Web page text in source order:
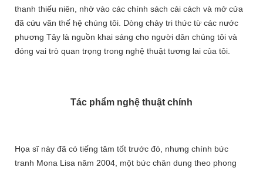
thanh thiếu niên, nhờ vào các chính sách cải cách và mở cửa
đã cứu vãn thế hệ chúng tôi. Dòng chảy tri thức từ các nước
phương Tây là nguồn khai sáng cho người dân chúng tôi và
đóng vai trò quan trọng trong nghệ thuật tương lai của tôi.
Tác phẩm nghệ thuật chính
Họa sĩ này đã có tiếng tăm tốt trước đó, nhưng chính bức
tranh Mona Lisa năm 2004, một bức chân dung theo phong